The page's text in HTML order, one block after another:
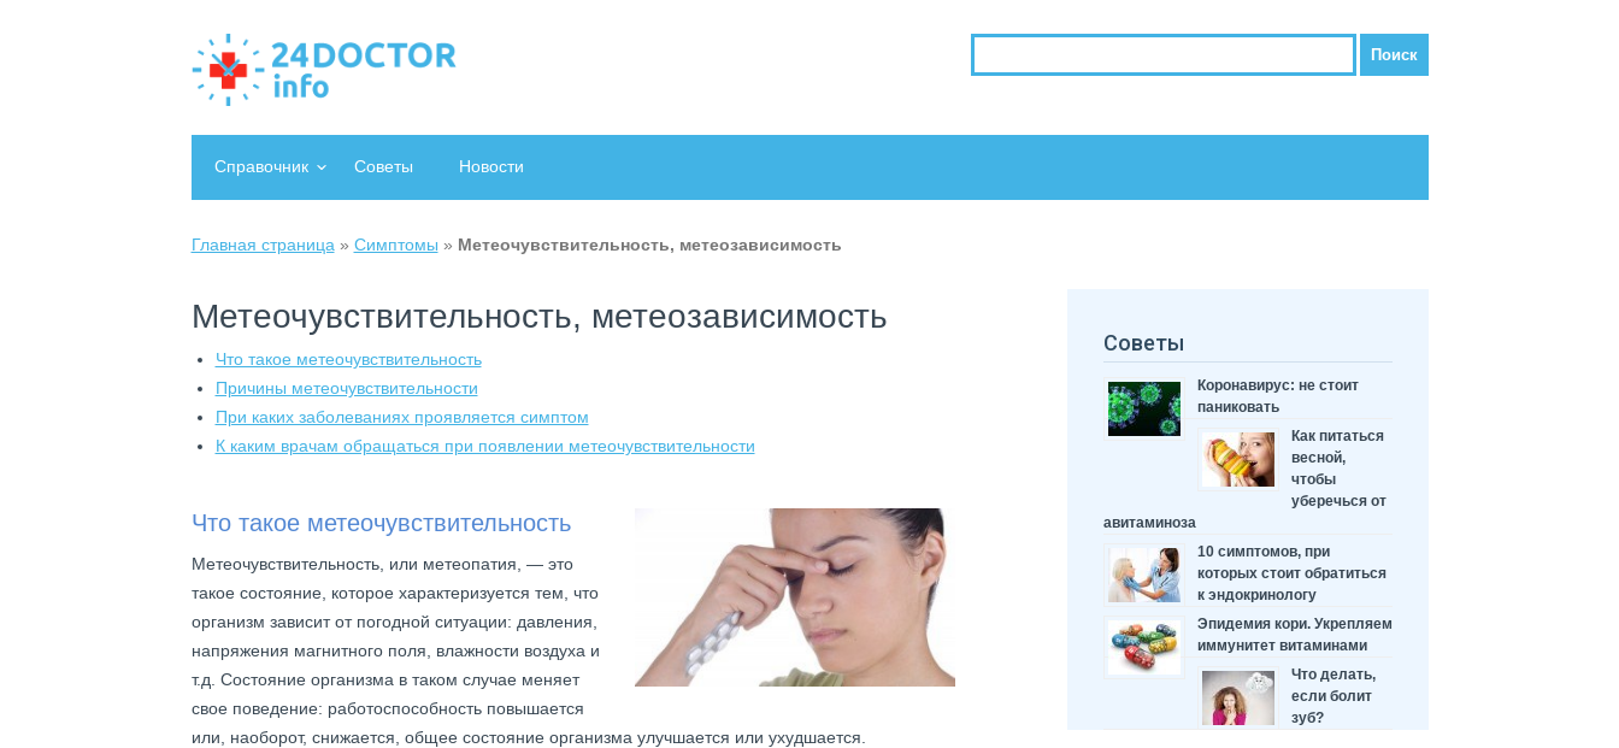
Справочник Советы Новости
Главная страница » Симптомы » Метеочувствительность, метеозависимость
Метеочувствительность, метеозависимость
Что такое метеочувствительность
Причины метеочувствительности
При каких заболеваниях проявляется симптом
К каким врачам обращаться при появлении метеочувствительности
Что такое метеочувствительность
Метеочувствительность, или метеопатия, — это
такое состояние, которое характеризуется тем, что
организм зависит от погодной ситуации: давления,
напряжения магнитного поля, влажности воздуха и
т.д. Состояние организма в таком случае меняет
свое поведение: работоспособность повышается
или, наоборот, снижается, общее состояние организма улучшается или ухудшается.
Советы
Коронавирус: не стоит
паниковать
Как питаться
весной,
чтобы
уберечься от
авитаминоза
10 симптомов, при
которых стоит обратиться
к эндокринологу
Эпидемия кори. Укрепляем
иммунитет витаминами
Что делать,
если болит
зуб?